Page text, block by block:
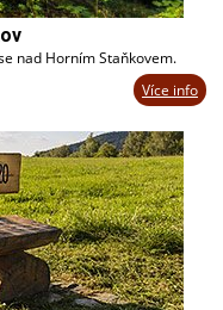
nad Horním Staňkovem.
Více info